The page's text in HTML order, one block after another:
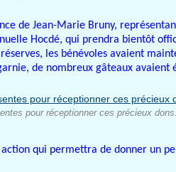
de Jean-Marie Bruny,
Hocdé, qui prendra bientôt
les bénévoles avaient
de nombreux gâteaux avaient
pour réceptionner ces précieux dons.
qui permettra de donner un